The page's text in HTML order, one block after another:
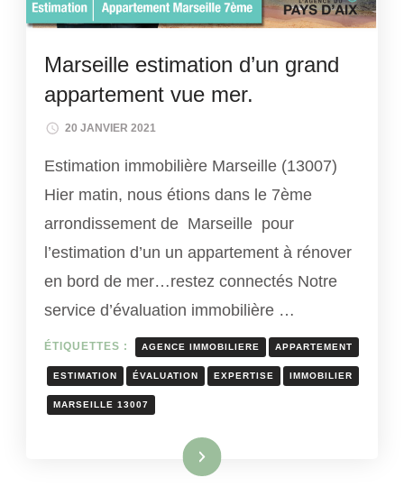
Marseille estimation d’un grand
appartement vue mer.
20 JANVIER 2021
Estimation immobilière Marseille (13007)
Hier matin, nous étions dans le 7ème
arrondissement de Marseille pour
l’estimation d’un un appartement à rénover
en bord de mer…restez connectés Notre
service d’évaluation immobilière …
ÉTIQUETTES : AGENCE IMMOBILIERE APPARTEMENT
ESTIMATION ÉVALUATION EXPERTISE IMMOBILIER
MARSEILLE 13007
Lire la suite